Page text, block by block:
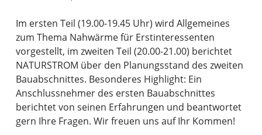
Im ersten Teil (19.00-19.45 Uhr) wird Allgemeines
zum Thema Nahwärme für Erstinteressenten
vorgestellt, im zweiten Teil (20.00-21.00) berichtet
NATURSTROM über den Planungsstand des zweiten
Bauabschnittes. Besonderes Highlight: Ein
Anschlussnehmer des ersten Bauabschnittes
berichtet von seinen Erfahrungen und beantwortet
gern Ihre Fragen. Wir freuen uns auf Ihr Kommen!